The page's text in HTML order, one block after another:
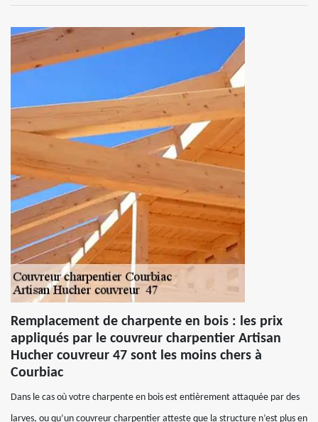
Remplacement de charpente en bois : les prix
appliqués par le couvreur charpentier Artisan
Hucher couvreur 47 sont les moins chers à
Courbiac
Dans le cas où votre charpente en bois est entièrement attaquée par des
larves, ou qu’un couvreur charpentier atteste que la structure n’est plus en